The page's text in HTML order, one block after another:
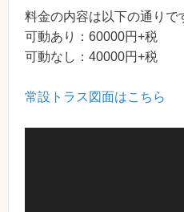
料金の内容は以下の通りで
可動あり：60000円+税
可動なし：40000円+税
常設トラス図面はこちら